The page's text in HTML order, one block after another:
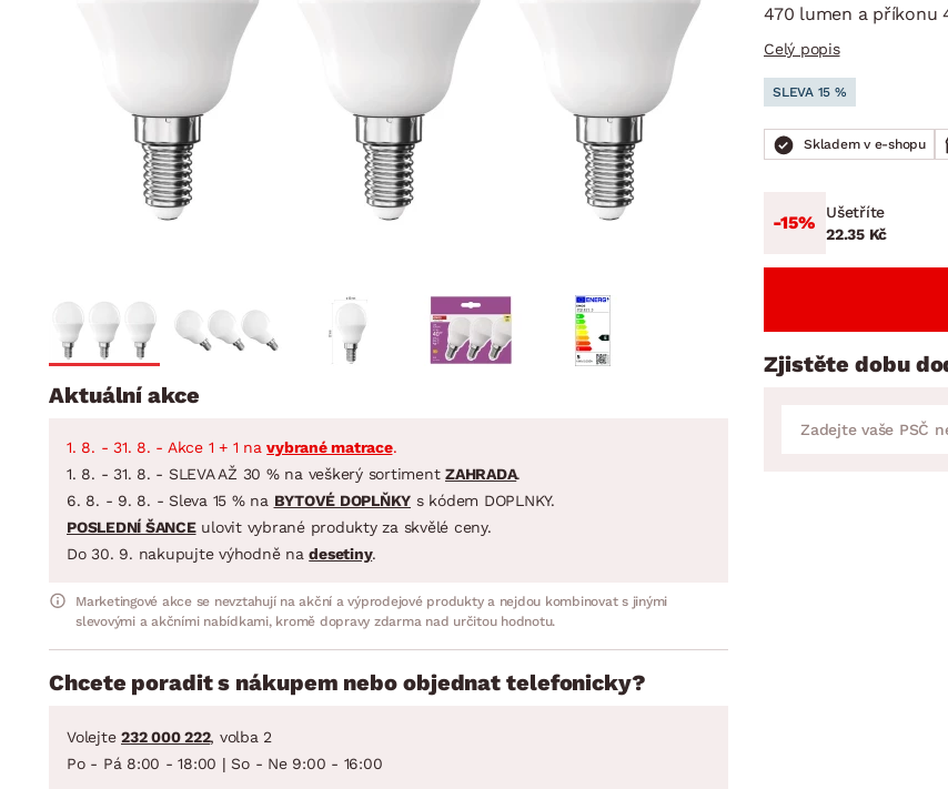
Předsíň, šatna a chodba
Kuchyně
Koupelna
Zahrada
Závěsy a žaluzie
STOLOVÁNÍ A VAŘENÍ
Hrnce
Pánve
Zobrazit vše
DOMÁCÍ SPOTŘEBIČE
Koupelnové sestavy
Jídelní sestavy
Zahradní sestavy
470 lumen a příkonu
Celý popis
SLEVA 15 %
Skladem v e-shopu
-15%
Ušetříte
22.35 Kč
Zjistěte dobu
Aktuální akce
1. 8. - 31. 8. - Akce 1 + 1 navybrané matrace.
1. 8. - 31. 8. - SLEVA AŽ 30 % na veškerý sortiment ZAHRADA.
6. 8. - 9. 8. - Sleva 15 % na BYTOVÉ DOPLŇKY s kódem DOPLNKY.
POSLEDNÍ ŠANCEulovit vybrané produkty za skvělé ceny.
Do 30. 9. nakupujte výhodně nadesetiny.
Marketingové akce se nevztahují na akční a výprodejové produkty a nejdou kombinovat s jinými
slevovými a akčními nabídkami, kromě dopravy zdarma nad určitou hodnotu.
Chcete poradit s nákupem nebo objednat telefonicky?
Volejte 232 000 222, volba 2
Po - Pá 8:00 - 18:00 | So - Ne 9:00 - 16:00